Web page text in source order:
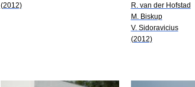
(2012)
R. van der Hofstad
M. Biskup
V. Sidoravicius
(2012)